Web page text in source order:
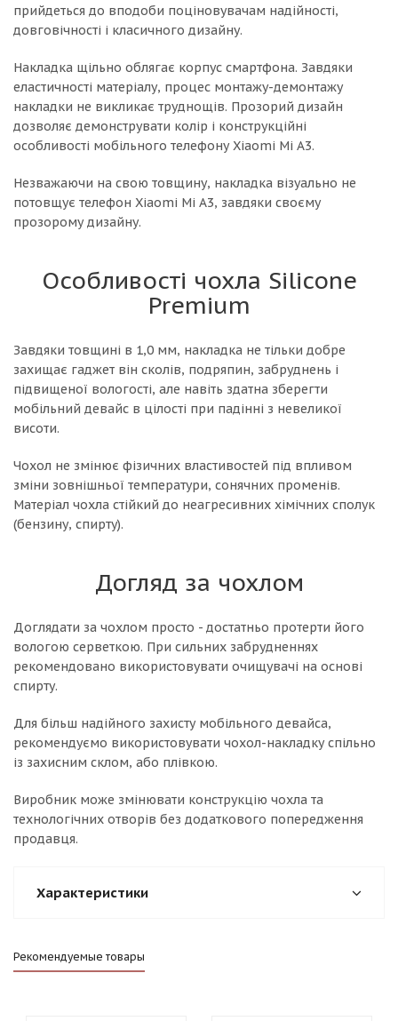
прийдеться до вподоби поціновувачам надійності,
довговічності і класичного дизайну.
Накладка щільно облягає корпус смартфона. Завдяки
еластичності матеріалу, процес монтажу-демонтажу
накладки не викликає труднощів. Прозорий дизайн
дозволяє демонструвати колір і конструкційні
особливості мобільного телефону Xiaomi Mi A3.
Незважаючи на свою товщину, накладка візуально не
потовщує телефон Xiaomi Mi A3, завдяки своєму
прозорому дизайну.
Особливості чохла Silicone
Premium
Завдяки товщині в 1,0 мм, накладка не тільки добре
захищає гаджет він сколів, подряпин, забруднень і
підвищеної вологості, але навіть здатна зберегти
мобільний девайс в цілості при падінні з невеликої
висоти.
Чохол не змінює фізичних властивостей під впливом
зміни зовнішньої температури, сонячних променів.
Матеріал чохла стійкий до неагресивних хімічних сполук
(бензину, спирту).
Догляд за чохлом
Доглядати за чохлом просто - достатньо протерти його
вологою серветкою. При сильних забрудненнях
рекомендовано використовувати очищувачі на основі
спирту.
Для більш надійного захисту мобільного девайса,
рекомендуємо використовувати чохол-накладку спільно
із захисним склом, або плівкою.
Виробник може змінювати конструкцію чохла та
технологічних отворів без додаткового попередження
продавця.
Характеристики
Рекомендуемые товары